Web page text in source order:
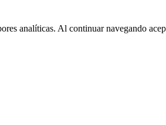
analíticas. Al continuar navegando